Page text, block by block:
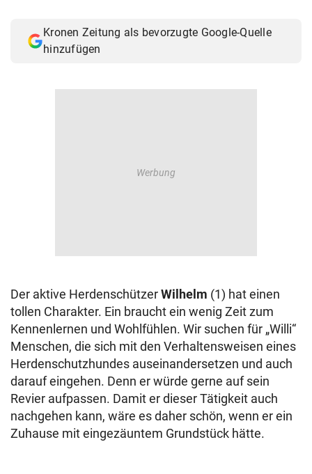
Kronen Zeitung als bevorzugte Google-Quelle
hinzufügen
Der aktive HerdenschützerWilhelm (1) hat einen
tollen Charakter. Ein braucht ein wenig Zeit zum
Kennenlernen und Wohlfühlen. Wir suchen für „Willi“
Menschen, die sich mit den Verhaltensweisen eines
Herdenschutzhundes auseinandersetzen und auch
darauf eingehen. Denn er würde gerne auf sein
Revier aufpassen. Damit er dieser Tätigkeit auch
nachgehen kann, wäre es daher schön, wenn er ein
Zuhause mit eingezäuntem Grundstück hätte.